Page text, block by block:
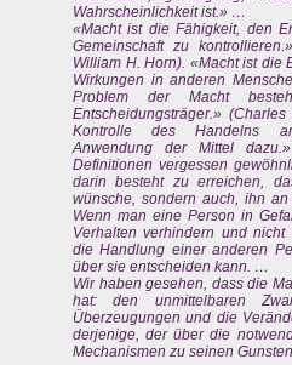
Wahrscheinlichkeit ist.» …
«Macht ist die Fähigkeit, den
Gemeinschaft zu
William H. Horn). «Macht ist die
Wirkungen in anderen
Problem der Macht
Entscheidungsträger.»
Kontrolle des Handelns
Anwendung der Mittel
Definitionen vergessen
darin besteht zu erreichen,
wünsche, sondern auch, ihn
Wenn man eine Person in
Verhalten verhindern und
die Handlung einer anderen
über sie entscheiden kann. …
Wir haben gesehen, dass die
hat: den unmittelbaren
Überzeugungen und die
derjenige, der über die
Mechanismen zu seinen